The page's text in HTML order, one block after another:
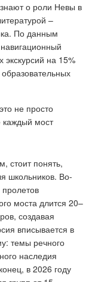
о роли Невы в
–
По данным
экскурсий на 15%
не просто
каждый мост
стоит понять,
школьников. Во-
моста длится 20–
создавая
вписывается в
темы речного
наследия
в 2026 году